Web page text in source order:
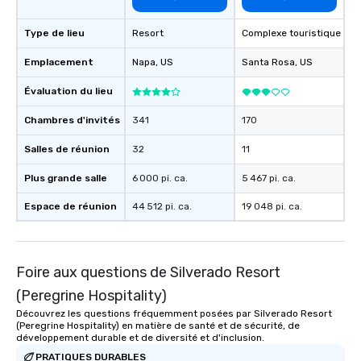
Type de lieu
Emplacement
Évaluation du lieu
Chambres d'invités
Salles de réunion
Plus grande salle
Espace de réunion
Resort
Napa, US
341
32
6 000 pi. ca.
44 512 pi. ca.
Complexe touristique
Santa Rosa, US
170
11
5 467 pi. ca.
19 048 pi. ca.
Foire aux questions de Silverado Resort
(Peregrine Hospitality)
Découvrez les questions fréquemment posées par Silverado Resort
(Peregrine Hospitality) en matière de santé et de sécurité, de
développement durable et de diversité et d'inclusion.
PRATIQUES DURABLES